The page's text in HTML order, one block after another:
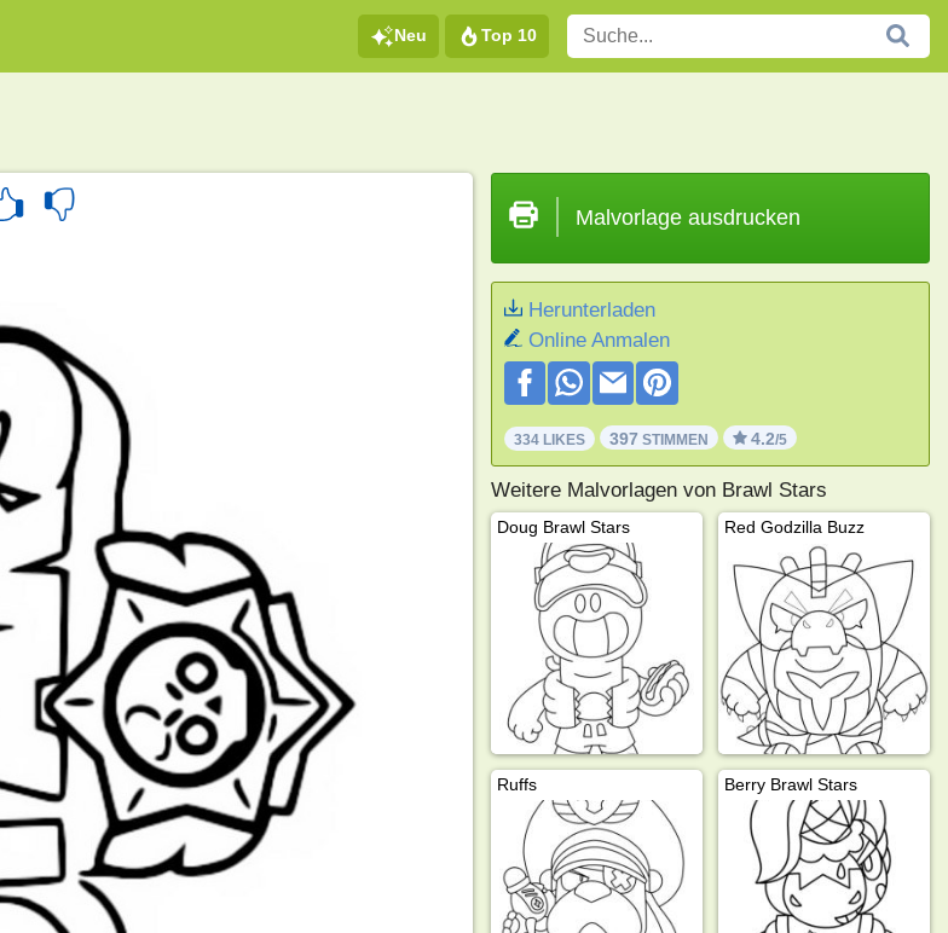
Neu Top 10
Malvorlage ausdrucken
Herunterladen
Online Anmalen
334 LIKES 397 STIMMEN 4.2/5
Weitere Malvorlagen von Brawl Stars
Doug Brawl Stars Red Godzilla Buzz
Ruffs Berry Brawl Stars